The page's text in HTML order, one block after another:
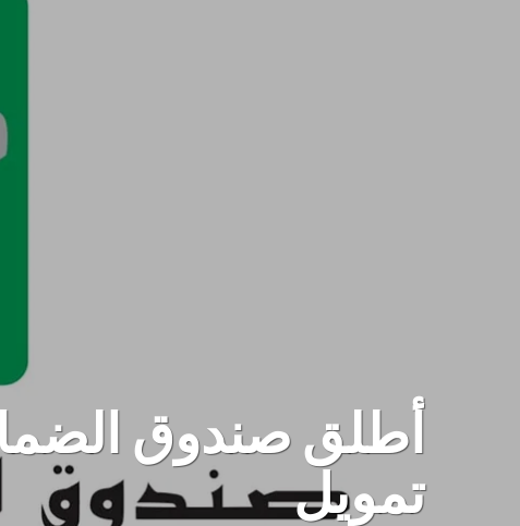
أطلق صندوق
تمويل